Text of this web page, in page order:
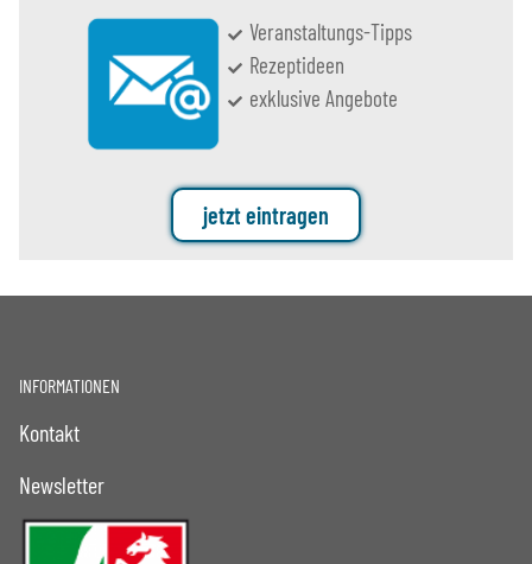
Veranstaltungs-Tipps
Rezeptideen
exklusive Angebote
jetzt eintragen
INFORMATIONEN
Kontakt
Newsletter